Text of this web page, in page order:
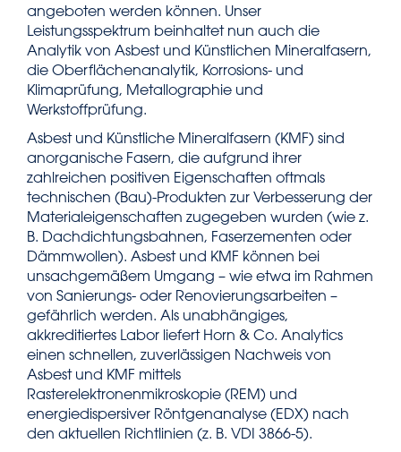
angeboten werden können. Unser
Leistungsspektrum beinhaltet nun auch die
Analytik von Asbest und Künstlichen Mineralfasern,
die Oberflächenanalytik, Korrosions- und
Klimaprüfung, Metallographie und
Werkstoffprüfung.
Asbest und Künstliche Mineralfasern (KMF) sind
anorganische Fasern, die aufgrund ihrer
zahlreichen positiven Eigenschaften oftmals
technischen (Bau)-Produkten zur Verbesserung der
Materialeigenschaften zugegeben wurden (wie z.
B. Dachdichtungsbahnen, Faserzementen oder
Dämmwollen). Asbest und KMF können bei
unsachgemäßem Umgang – wie etwa im Rahmen
von Sanierungs- oder Renovierungsarbeiten –
gefährlich werden. Als unabhängiges,
akkreditiertes Labor liefert Horn & Co. Analytics
einen schnellen, zuverlässigen Nachweis von
Asbest und KMF mittels
Rasterelektronenmikroskopie (REM) und
energiedispersiver Röntgenanalyse (EDX) nach
den aktuellen Richtlinien (z. B. VDI 3866-5).